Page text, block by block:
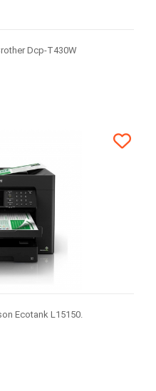
Dcp-T430W
Ecotank L15150.